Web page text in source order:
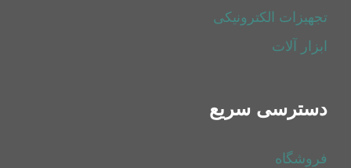
تجهیزات الکترونیکی
ابزار آلات
دسترسی سریع
فروشگاه